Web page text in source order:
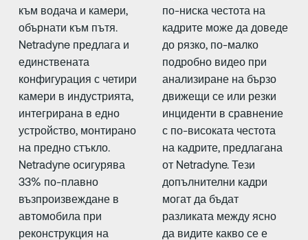
към водача и камери,
обърнати към пътя.
Netradyne предлага и
единствената
конфигурация с четири
камери в индустрията,
интегрирана в едно
устройство, монтирано
на предно стъкло.
Netradyne осигурява
33% по-плавно
възпроизвеждане в
автомобила при
реконструкция на
по-ниска честота на
кадрите може да доведе
до рязко, по-малко
подробно видео при
анализиране на бързо
движещи се или резки
инциденти в сравнение
с по-високата честота
на кадрите, предлагана
от Netradyne. Тези
допълнителни кадри
могат да бъдат
разликата между ясно
да видите какво се е